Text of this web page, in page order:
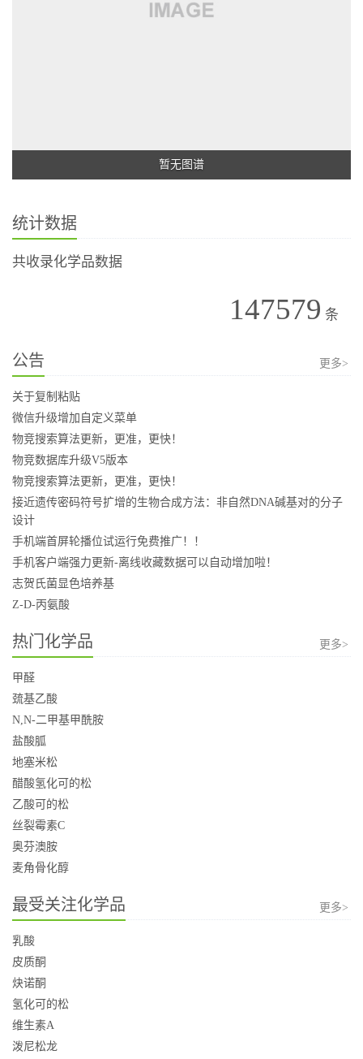
暂无图谱
统计数据
共收录化学品数据
147579 条
公告 更多>
关于复制粘贴
微信升级增加自定义菜单
物竞搜索算法更新，更准，更快！
物竞数据库升级V5版本
物竞搜索算法更新，更准，更快！
接近遗传密码符号扩增的生物合成方法：非自然DNA碱基对的分子
设计
手机端首屏轮播位试运行免费推广！！
手机客户端强力更新-离线收藏数据可以自动增加啦！
志贺氏菌显色培养基
Z-D-丙氨酸
热门化学品 更多>
甲醛
巯基乙酸
N,N-二甲基甲酰胺
盐酸胍
地塞米松
醋酸氢化可的松
乙酸可的松
丝裂霉素C
奥芬澳胺
麦角骨化醇
最受关注化学品 更多>
乳酸
皮质酮
炔诺酮
氢化可的松
维生素A
泼尼松龙